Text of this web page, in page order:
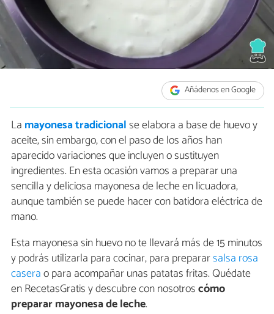
Añádenos en Google
La mayonesa tradicionalse elabora a base de huevo y
aceite, sin embargo, con el paso de los años han
aparecido variaciones que incluyen o sustituyen
ingredientes. En esta ocasión vamos a preparar una
sencilla y deliciosa mayonesa de leche en licuadora,
aunque también se puede hacer con batidora eléctrica de
mano.
Esta mayonesa sin huevo no te llevará más de 15 minutos
y podrás utilizarla para cocinar, para prepararsalsa rosa
caserao para acompañar unas patatas fritas. Quédate
en RecetasGratis y descubre con nosotroscómo
preparar mayonesa de leche.